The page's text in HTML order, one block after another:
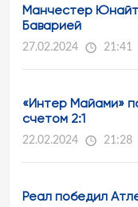
Манчестер
Баварией
27.02.2024 21:41
«Интер Майами»
счетом 2:1
22.02.2024 21:28
Реал победил